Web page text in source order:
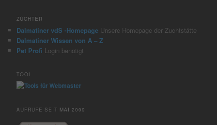
ZÜCHTER
Dalmatiner vdS -Homepage Unsere Homepage der Zuchtstätte
Dalmatiner Wissen von A – Z
Pet Profi Login benötigt
TOOL
AUFRUFE SEIT MAI 2009